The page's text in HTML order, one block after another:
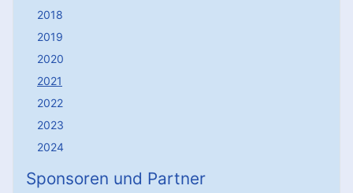
2018
2019
2020
2021
2022
2023
2024
Sponsoren und Partner